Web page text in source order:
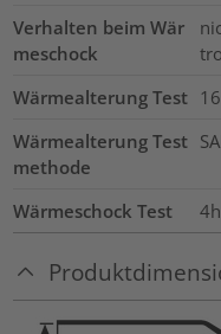
Verhalten beim Wär
meschock
Wärmealterung Test
Wärmealterung Test
methode
Wärmeschock Test